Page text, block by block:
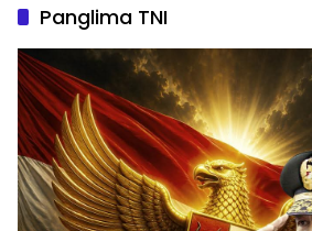
Panglima TNI